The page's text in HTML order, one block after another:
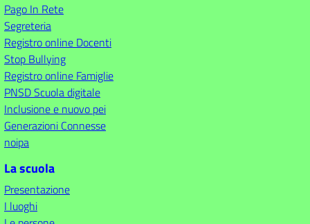
Pago In Rete
Segreteria
Registro online Docenti
Stop Bullying
Registro online Famiglie
PNSD Scuola digitale
Inclusione e nuovo pei
Generazioni Connesse
noipa
La scuola
Presentazione
I luoghi